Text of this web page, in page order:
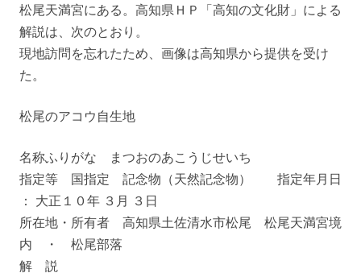
松尾天満宮にある。高知県ＨＰ「高知の文化財」による
解説は、次のとおり。
現地訪問を忘れたため、画像は高知県から提供を受け
た。
松尾のアコウ自生地
名称ふりがな まつおのあこうじせいち
指定等 国指定 記念物（天然記念物） 指定年月日
： 大正１０年 ３月 ３日
所在地・所有者 高知県土佐清水市松尾 松尾天満宮境
内 ・ 松尾部落
解 説